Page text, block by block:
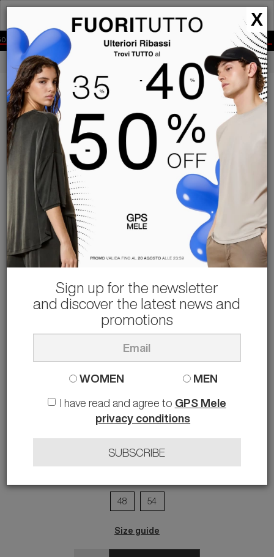
GPS
MELE
OFF EXPRESS SHIPPING IN 2-4 DAYS TO ALL EUROPE
PEOPLE OF SHIBUYA - PARKA MITAKE PM981 - MITAKE PM981
PEOPLE OF SHIBUYA
-16% 506.00 € 599.00 €
Everything at 35%, 40% and 50% OFF
⌛ What are you waiting for...
48 54
Size guide
X
Sign up for the newsletter
and discover the latest news and
promotions
WOMEN MEN
I have read and agree to GPS Mele
privacy conditions
SUBSCRIBE